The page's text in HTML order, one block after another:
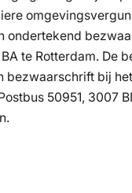
te Rotterdam.
bij
50951,